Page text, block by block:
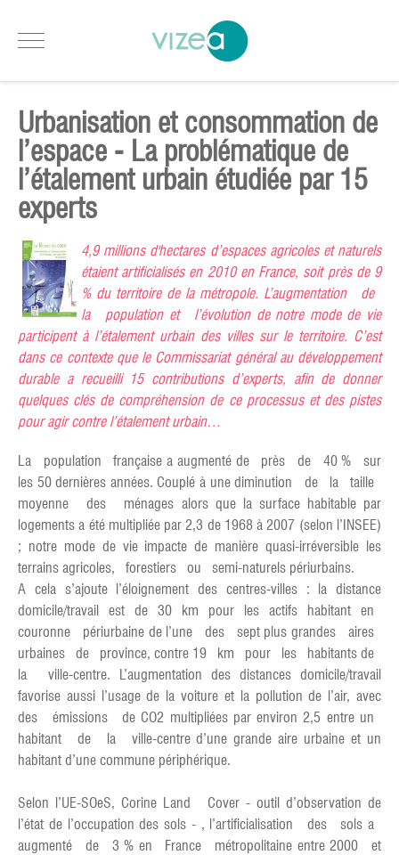
Urbanisation et consommation de
l’espace - La problématique de
l’étalement urbain étudiée par 15
experts
4,9 millions d'hectares d’espaces agricoles et naturels
étaient artificialisés en 2010 en France, soit près de 9
% du territoire de la métropole. L’augmentation de
la population et l’évolution de notre mode de vie
participent à l’étalement urbain des villes sur le territoire. C’est
dans ce contexte que le Commissariat général au développement
durable a recueilli 15 contributions d’experts, afin de donner
quelques clés de compréhension de ce processus et des pistes
pour agir contre l’étalement urbain…
La population française a augmenté de près de 40 % sur
les 50 dernières années. Couplé à une diminution de la taille
moyenne des ménages alors que la surface habitable par
logements a été multipliée par 2,3 de 1968 à 2007 (selon l’INSEE)
; notre mode de vie impacte de manière quasi-irréversible les
terrains agricoles, forestiers ou semi-naturels périurbains.
A cela s’ajoute l’éloignement des centres-villes : la distance
domicile/travail est de 30 km pour les actifs habitant en
couronne périurbaine de l’une des sept plus grandes aires
urbaines de province, contre 19 km pour les habitants de
la ville-centre. L’augmentation des distances domicile/travail
favorise aussi l’usage de la voiture et la pollution de l’air, avec
des émissions de CO2 multipliées par environ 2,5 entre un
habitant de la ville-centre d’une grande aire urbaine et un
habitant d’une commune périphérique.
Selon l’UE-SOeS, Corine Land Cover - outil d’observation de
l’état de l’occupation des sols - , l’artificialisation des sols a
augmenté de 3 % en France métropolitaine entre 2000 et